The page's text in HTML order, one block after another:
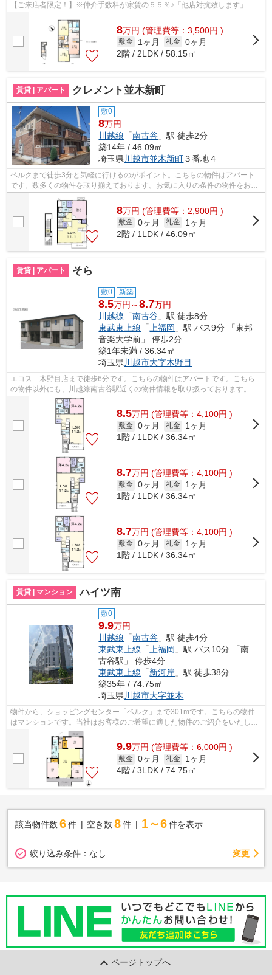
【ご来店者限定！】※仲介手数料が家賃の５５％♪「他店対抗致します」
8万円 (管理費等：3,500円 )
敷金 1ヶ月 礼金 0ヶ月
2階 / 2LDK / 58.15㎡
賃貸 | アパート クレメント並木新町
敷0
8万円
川越線 「南古谷 」駅 徒歩2分
築14年 / 46.09㎡
埼玉県 川越市並木新町３番地４
ベルクまで徒歩3分と気軽に行けるのがポイント。こちらの物件はアパート
です。数多くの物件を取り揃えております。お気に入りの条件の物件をお探
し下さい。ご要望やご質問もお気軽にど...
8万円 (管理費等：2,900円 )
敷金 0ヶ月 礼金
1ヶ月
2階 / 1LDK / 46.09㎡
賃貸 | アパート そら
敷0 新築
8.5万円～8.7万円
川越線 「南古谷 」駅 徒歩8分
東武東上線 「 上福岡 」駅 バス9分 「東邦
音楽大学前」 停歩2分
築1年未満 / 36.34㎡
埼玉県 川越市大字木野目
エコス 木野目店まで徒歩6分です。こちらの物件はアパートです。こちら
の物件以外にも、川越線南古谷駅近くの物件情報を取り扱っております。物
件情報が気になる方は、ぜひお問い合わ...
8.5万円 (管理費等：4,100円 )
敷金 0ヶ月 礼金
1ヶ月
1階 / 1LDK / 36.34㎡
8.7万円 (管理費等：4,100円 )
敷金 0ヶ月 礼金
1ヶ月
1階 / 1LDK / 36.34㎡
8.7万円 (管理費等：4,100円 )
敷金 0ヶ月 礼金
1ヶ月
1階 / 1LDK / 36.34㎡
賃貸 | マンション ハイツ南
敷0
9.9万円
川越線 「南古谷 」駅 徒歩4分
東武東上線 「 上福岡 」駅 バス10分 「南
古谷駅」 停歩4分
東武東上線 「新河岸 」駅 徒歩38分
築35年 / 74.75㎡
埼玉県 川越市大字並木
物件から、ショッピングセンター「ベルク」まで301mです。こちらの物件
はマンションです。当社はお客様のご希望に適した物件のご紹介をいたしま
す。多種多様な物件情報を取り扱い、確...
9.9万円 (管理費等：6,000円 )
敷金 0ヶ月 礼金
1ヶ月
4階 / 3LDK / 74.75㎡
該当物件数 6件 空き数 8 件 1～6 件を表示
絞り込み条件： なし 変更
ページトップへ